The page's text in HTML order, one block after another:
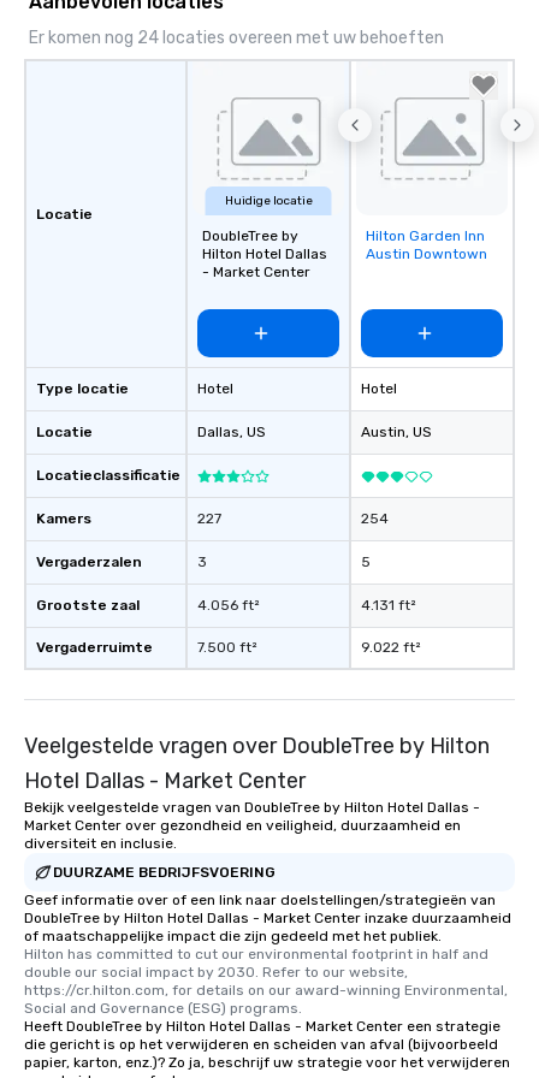
Er komen nog 24 locaties overeen met uw behoeften
Locatie
Type locatie
Locatie
Locatieclassificatie
Kamers
Vergaderzalen
Grootste zaal
Vergaderruimte
Huidige locatie
DoubleTree by
Hilton Hotel Dallas
- Market Center
Hotel
Dallas, US
227
3
4.056 ft²
7.500 ft²
Removed from
favorites
Hilton Garden Inn
Austin Downtown
Hotel
Austin, US
254
5
4.131 ft²
9.022 ft²
Veelgestelde vragen over DoubleTree by Hilton
Hotel Dallas - Market Center
Bekijk veelgestelde vragen van DoubleTree by Hilton Hotel Dallas -
Market Center over gezondheid en veiligheid, duurzaamheid en
diversiteit en inclusie.
DUURZAME BEDRIJFSVOERING
Geef informatie over of een link naar doelstellingen/strategieën van
DoubleTree by Hilton Hotel Dallas - Market Center inzake duurzaamheid
of maatschappelijke impact die zijn gedeeld met het publiek.
Hilton has committed to cut our environmental footprint in half and
double our social impact by 2030. Refer to our website,
https://cr.hilton.com, for details on our award-winning Environmental,
Social and Governance (ESG) programs.
Heeft DoubleTree by Hilton Hotel Dallas - Market Center een strategie
die gericht is op het verwijderen en scheiden van afval (bijvoorbeeld
papier, karton, enz.)? Zo ja, beschrijf uw strategie voor het verwijderen